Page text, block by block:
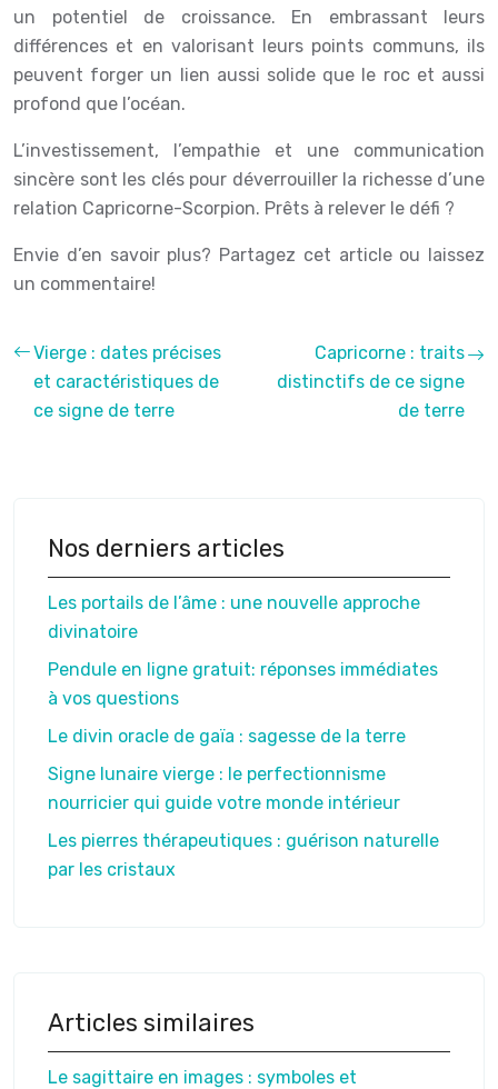
un potentiel de croissance. En embrassant leurs
différences et en valorisant leurs points communs, ils
peuvent forger un lien aussi solide que le roc et aussi
profond que l’océan.
L’investissement, l’empathie et une communication
sincère sont les clés pour déverrouiller la richesse d’une
relation Capricorne-Scorpion. Prêts à relever le défi ?
Envie d’en savoir plus? Partagez cet article ou laissez
un commentaire!
Vierge : dates précises
et caractéristiques de
ce signe de terre
Capricorne : traits
distinctifs de ce signe
de terre
Nos derniers articles
Les portails de l’âme : une nouvelle approche
divinatoire
Pendule en ligne gratuit: réponses immédiates
à vos questions
Le divin oracle de gaïa : sagesse de la terre
Signe lunaire vierge : le perfectionnisme
nourricier qui guide votre monde intérieur
Les pierres thérapeutiques : guérison naturelle
par les cristaux
Articles similaires
Le sagittaire en images : symboles et